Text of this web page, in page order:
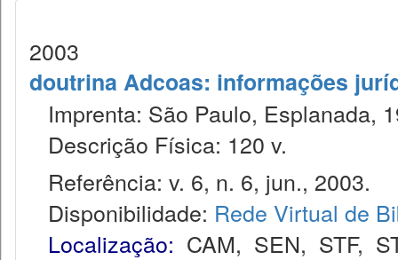
2003
doutrina Adcoas: informações
Imprenta: São Paulo, Esplanada,
Descrição Física: 120 v.
Referência: v. 6, n. 6, jun., 2003.
Disponibilidade: Rede Virtual de
Localização: CAM, SEN, STF,